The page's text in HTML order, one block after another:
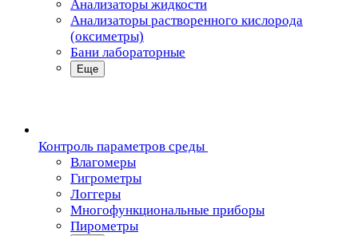
Анализаторы жидкости
Анализаторы растворенного кислорода
(оксиметры)
Бани лабораторные
Еще
Контроль параметров среды
Влагомеры
Гигрометры
Логгеры
Многофункциональные приборы
Пирометры